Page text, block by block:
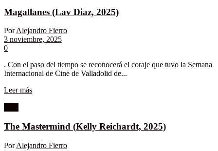
Magallanes (Lav Diaz, 2025)
Por Alejandro Fierro
3 noviembre, 2025
0
. Con el paso del tiempo se reconocerá el coraje que tuvo la Semana
Internacional de Cine de Valladolid de...
Leer más
The Mastermind (Kelly Reichardt, 2025)
Por Alejandro Fierro